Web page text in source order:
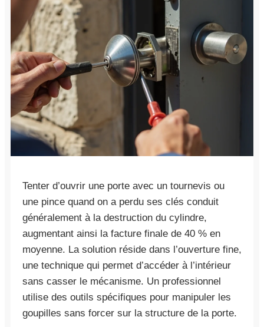
Tenter d’ouvrir une porte avec un tournevis ou
une pince quand on a perdu ses clés conduit
généralement à la destruction du cylindre,
augmentant ainsi la facture finale de 40 % en
moyenne. La solution réside dans l’ouverture fine,
une technique qui permet d’accéder à l’intérieur
sans casser le mécanisme. Un professionnel
utilise des outils spécifiques pour manipuler les
goupilles sans forcer sur la structure de la porte.